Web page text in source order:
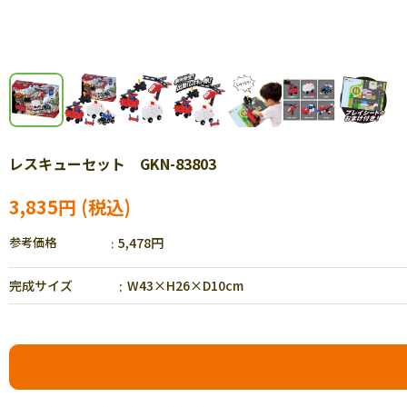
レスキューセット GKN-83803
3,835円
参考価格 5,478円
完成サイズ W43×H26×D10cm